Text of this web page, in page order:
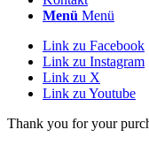
Menü Menü
Link zu Facebook
Link zu Instagram
Link zu X
Link zu Youtube
Thank you for your